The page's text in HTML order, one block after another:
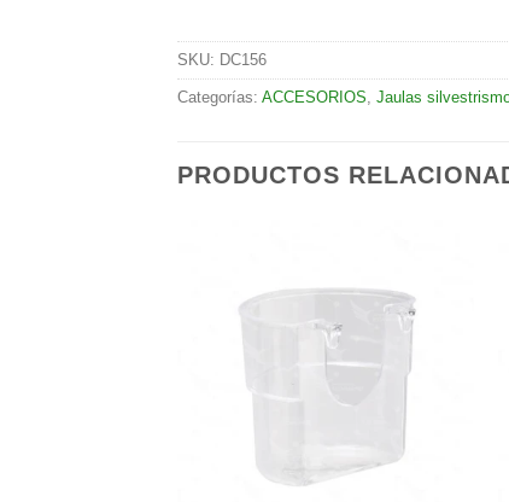
SKU: DC156
Categorías: ACCESORIOS Jaulas
PRODUCTOS
deseos